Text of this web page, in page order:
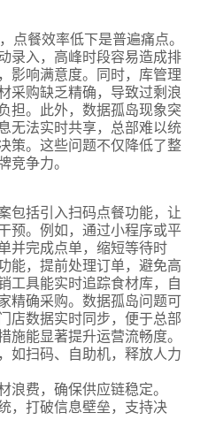
点餐效率低下是普遍痛点。
录入，高峰时段容易造成排
影响满意度。同时，库管理
采购缺乏精确，导致过剩浪
担。此外，数据孤岛现象突
无法实时共享，总部难以统
策。这些问题不仅降低了整
竞争力。
包括引入扫码点餐功能，让
预。例如，通过小程序或平
并完成点单，缩短等待时
能，提前处理订单，避免高
工具能实时追踪食材库，自
精确采购。数据孤岛问题可
店数据实时同步，便于总部
能显著提升运营流畅度。
如扫码、自助机，释放人力
浪费，确保供应链稳定。
，打破信息壁垒，支持决